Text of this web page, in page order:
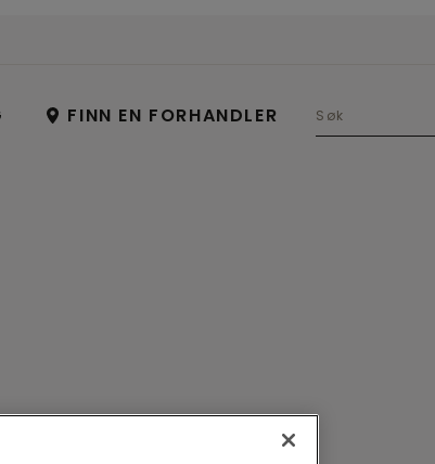
FINN EN FORHANDLER